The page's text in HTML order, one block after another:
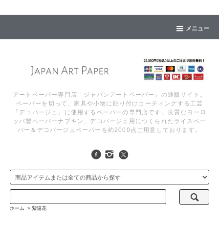
メニュー
アートペーパー専門店「ジャパンアートペーパー」の通販サイト。
ペーパーを切って、家具や小物に貼り付けコーティングする工芸
「デコパージュ」に使用するペーパーの専門店です。良質なヨーロ
ッパ製ペーパーナプキン、デコパージュ用につくられたライスペー
パー＆デコパージュペーパーを約2000点ご用意しております。
ホーム > 紫陽花